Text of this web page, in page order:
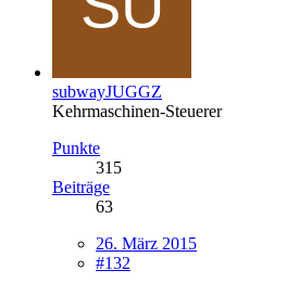
subwayJUGGZ
Kehrmaschinen-Steuerer
Punkte
315
Beiträge
63
26. März 2015
#132